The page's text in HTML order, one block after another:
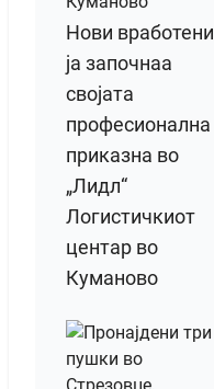
Нови вработени
ја започнаа
својата
професионална
приказна во
„Лидл“
Логистичкиот
центар во
Куманово